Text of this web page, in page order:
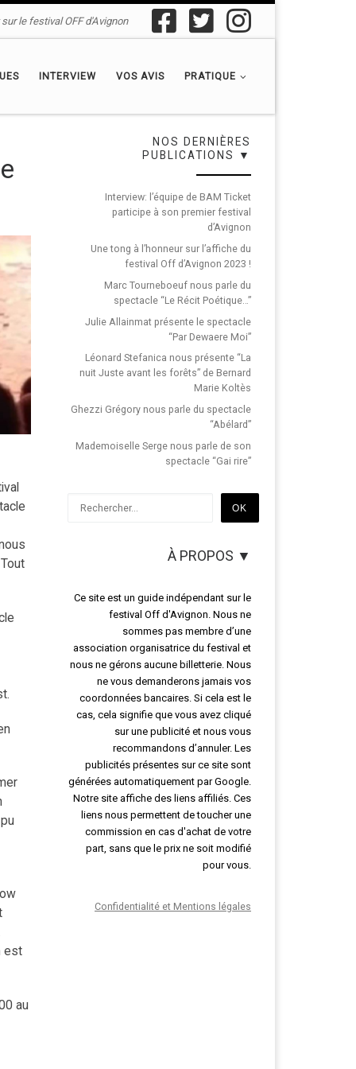
le festival OFF d'Avignon
INTERVIEW VOS AVIS PRATIQUE
est
au
NOS DERNIÈRES
PUBLICATIONS ▼
Interview: l’équipe de BAM Ticket
participe à son premier festival
d’Avignon
Une tong à l’honneur sur l’affiche du
festival Off d’Avignon 2023 !
Marc Tourneboeuf nous parle du
spectacle “Le Récit Poétique…”
Julie Allainmat présente le spectacle
“Par Dewaere Moi”
Léonard Stefanica nous présente “La
nuit Juste avant les forêts” de Bernard
Marie Koltès
Ghezzi Grégory nous parle du spectacle
“Abélard”
Mademoiselle Serge nous parle de son
spectacle “Gai rire”
OK
À PROPOS ▼
Ce site est un guide indépendant sur le
festival Off d'Avignon. Nous ne
sommes pas membre d’une
association organisatrice du festival et
nous ne gérons aucune billetterie. Nous
ne vous demanderons jamais vos
coordonnées bancaires. Si cela est le
cas, cela signifie que vous avez cliqué
sur une publicité et nous vous
recommandons d’annuler. Les
publicités présentes sur ce site sont
générées automatiquement par Google.
Notre site affiche des liens affiliés. Ces
liens nous permettent de toucher une
commission en cas d'achat de votre
part, sans que le prix ne soit modifié
pour vous.
Confidentialité et Mentions légales